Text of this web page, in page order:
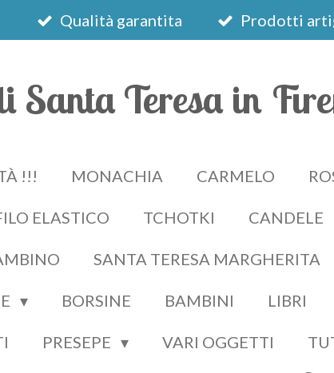
Qualità garantita Prodotti
Santa Teresa in
!!! MONACHIA CARMELO
ELASTICO TCHOTKI CANDELE
SANTA TERESA MARGHERITA
BORSINE BAMBINI LIBRI
PRESEPE VARI OGGETTI